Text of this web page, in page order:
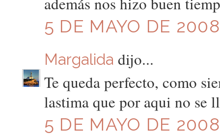
5 DE MAYO DE
Margalida dijo...
Te queda perfecto, como
lastima que por aqui no se
5 DE MAYO DE